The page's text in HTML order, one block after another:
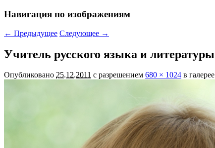
Навигация по изображениям
← Предыдущее Следующее →
Учитель русского языка и литературы
Опубликовано 25.12.2011 с разрешением 680 × 1024 в галерее